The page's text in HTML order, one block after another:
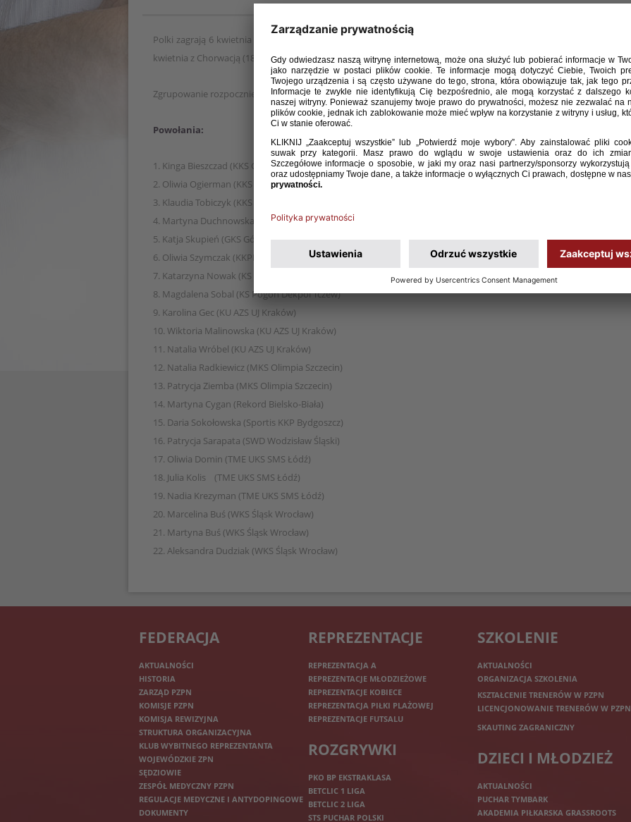
Polki zagrają 6 kwietnia ze Szwecją (godz. 18:30, Boras), 9 kwietnia z Danią (godz. 13:00, Boras) i 12
kwietnia z Chorwacją (18:00, Goteborg).
Zgrupowanie rozpocznie się 31 marca w Warszawie.
Powołania:
1. Kinga Bieszczad (KKS Czarni Sosnowiec)
2. Oliwia Ogierman (KKS Czarni Sosnowiec)
3. Klaudia Tobiczyk (KKS Czarni Sosnowiec)
4. Martyna Duchnowska (GKS Górnik Łęczna)
5. Katja Skupień (GKS Górnik Łęczna)
6. Oliwia Szymczak (KKPK Medyk POLOmarket Konin)
7. Katarzyna Nowak (KS Pogoń Dekpol Tczew)
8. Magdalena Sobal (KS Pogoń Dekpol Tczew)
9. Karolina Gec (KU AZS UJ Kraków)
10. Wiktoria Malinowska (KU AZS UJ Kraków)
11. Natalia Wróbel (KU AZS UJ Kraków)
12. Natalia Radkiewicz (MKS Olimpia Szczecin)
13. Patrycja Ziemba (MKS Olimpia Szczecin)
14. Martyna Cygan (Rekord Bielsko-Biała)
15. Daria Sokołowska (Sportis KKP Bydgoszcz)
16. Patrycja Sarapata (SWD Wodzisław Śląski)
17. Oliwia Domin (TME UKS SMS Łódź)
18. Julia Kolis (TME UKS SMS Łódź)
19. Nadia Krezyman (TME UKS SMS Łódź)
20. Marcelina Buś (WKS Śląsk Wrocław)
21. Martyna Buś (WKS Śląsk Wrocław)
22. Aleksandra Dudziak (WKS Śląsk Wrocław)
FEDERACJA
AKTUALNOŚCI
HISTORIA
ZARZĄD PZPN
KOMISJE PZPN
KOMISJA REWIZYJNA
STRUKTURA ORGANIZACYJNA
KLUB WYBITNEGO REPREZENTANTA
WOJEWÓDZKIE ZPN
SĘDZIOWIE
ZESPÓŁ MEDYCZNY PZPN
REGULACJE MEDYCZNE I ANTYDOPINGOWE
DOKUMENTY
REPREZENTACJE
REPREZENTACJA A
REPREZENTACJE MŁODZIEŻOWE
REPREZENTACJE KOBIECE
REPREZENTACJA PIŁKI PLAŻOWEJ
REPREZENTACJE FUTSALU
ROZGRYWKI
PKO BP EKSTRAKLASA
BETCLIC 1 LIGA
BETCLIC 2 LIGA
STS PUCHAR POLSKI
SZKOLENIE
AKTUALNOŚCI
ORGANIZACJA SZKOLENIA
KSZTAŁCENIE TRENERÓW W PZPN
LICENCJONOWANIE TRENERÓW W PZPN
SKAUTING ZAGRANICZNY
DZIECI I MŁODZIEŻ
AKTUALNOŚCI
PUCHAR TYMBARK
AKADEMIA PIŁKARSKA GRASSROOTS